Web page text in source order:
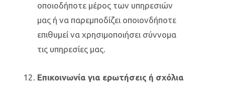
οποιοδήποτε μέρος των υπηρεσιών
μας ή να παρεμποδίζει οποιονδήποτε
επιθυμεί να χρησιμοποιήσει σύννομα
τις υπηρεσίες μας.
Επικοινωνία για ερωτήσεις ή σχόλια